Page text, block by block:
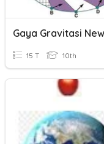
15 T 10th